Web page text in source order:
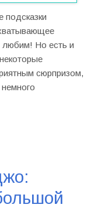
любим! Но есть и
сюрпризом,